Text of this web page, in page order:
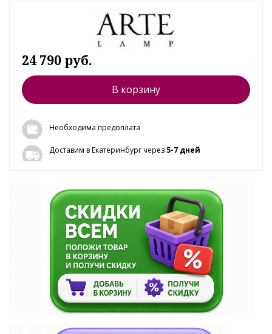
24 790 руб.
В корзину
Необходима предоплата
Доставим в Екатеринбург через 5-7 дней